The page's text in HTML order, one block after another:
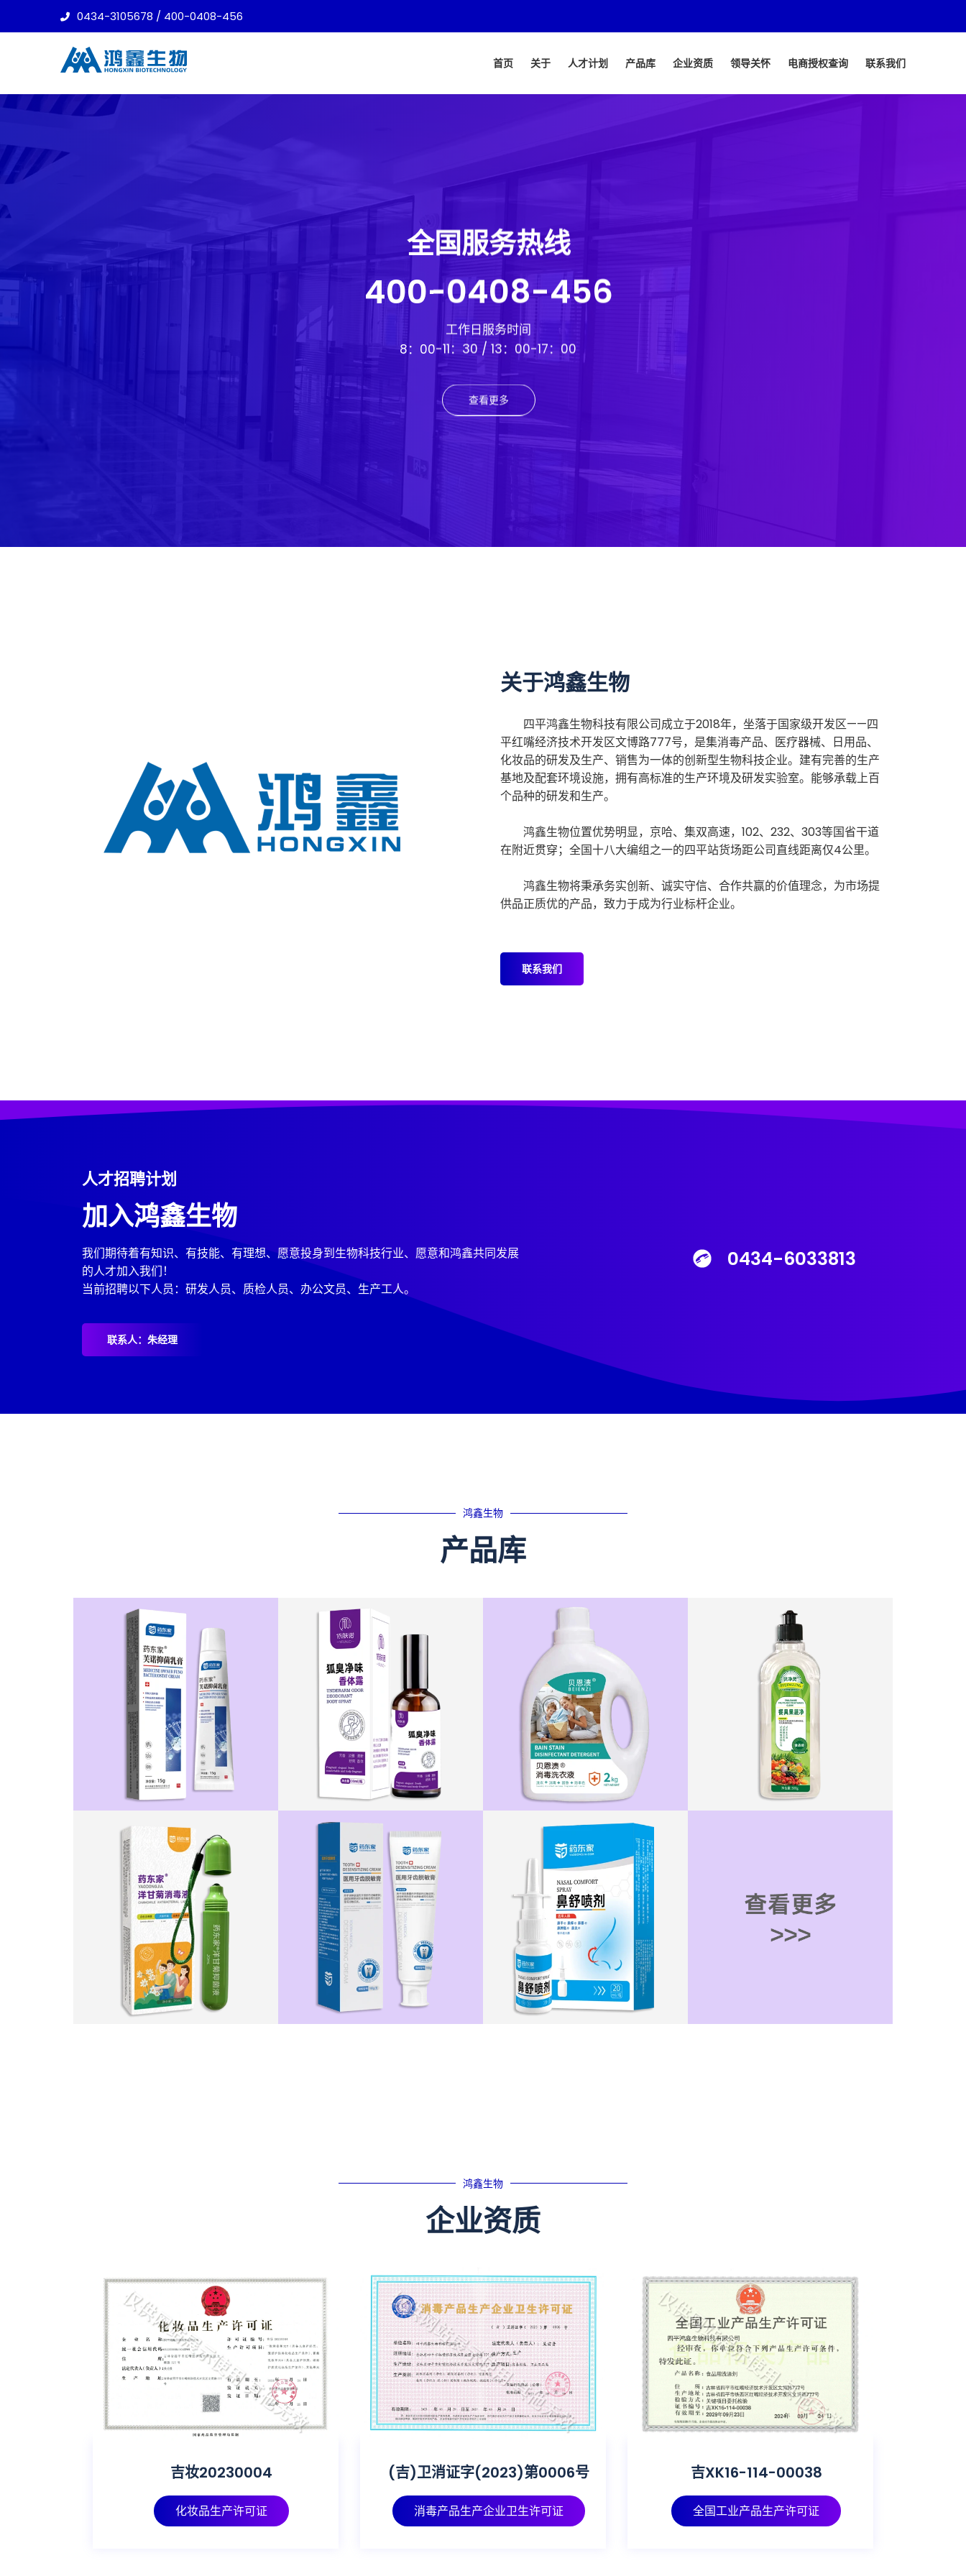
0434-3105678 / 400-0408-456
首页 关于 人才计划 产品库 企业资质 领导关怀 电商授权查询 联系我们
全国服务热线
400-0408-456
工作日服务时间
8：00-11：30 / 13：00-17：00
查看更多
关于鸿鑫生物
四平鸿鑫生物科技有限公司成立于2018年，坐落于国家级开发区——四
平红嘴经济技术开发区文博路777号，是集消毒产品、医疗器械、日用品、
化妆品的研发及生产、销售为一体的创新型生物科技企业。建有完善的生产
基地及配套环境设施，拥有高标准的生产环境及研发实验室。能够承载上百
个品种的研发和生产。
鸿鑫生物位置优势明显，京哈、集双高速，102、232、303等国省干道
在附近贯穿；全国十八大编组之一的四平站货场距公司直线距离仅4公里。
鸿鑫生物将秉承务实创新、诚实守信、合作共赢的价值理念，为市场提
供品正质优的产品，致力于成为行业标杆企业。
联系我们
人才招聘计划
加入鸿鑫生物
我们期待着有知识、有技能、有理想、愿意投身到生物科技行业、愿意和鸿鑫共同发展
的人才加入我们！
当前招聘以下人员：研发人员、质检人员、办公文员、生产工人。
联系人：朱经理
0434-6033813
鸿鑫生物
产品库
鸿鑫生物
企业资质
吉妆20230004
化妆品生产许可证
(吉)卫消证字(2023)第0006号
消毒产品生产企业卫生许可证
吉XK16-114-00038
全国工业产品生产许可证